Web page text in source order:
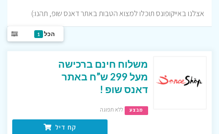
אצלנו באייקופונס תוכלו למצוא הטבות באתר דאנס שופ, תהנו:)
הכל 1
משלוח חינם ברכישה
מעל 299 ש”ח באתר
דאנס שופ !
מבצע ללא תפוגה
קח דיל